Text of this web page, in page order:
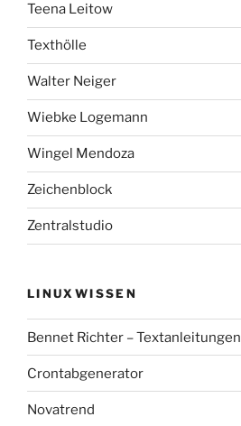
Teena Leitow
Texthölle
Walter Neiger
Wiebke Logemann
Wingel Mendoza
Zeichenblock
Zentralstudio
LINUXWISSEN
Bennet Richter – Textanleitungen
Crontabgenerator
Novatrend